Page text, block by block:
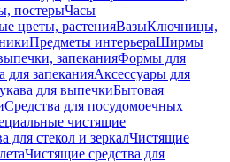
постерыЧасы
цветы, растенияВазыКлючницы,
Предметы интерьераШирмы
запеканияФормы для
для запеканияАксессуары для
для выпечкиБытовая
Средства для посудомоечных
чистящие
для стекол и зеркалЧистящие
Чистящие средства для